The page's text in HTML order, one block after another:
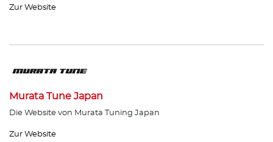
Zur Website
Murata Tune Japan
Die Website von Murata Tuning Japan
Zur Website